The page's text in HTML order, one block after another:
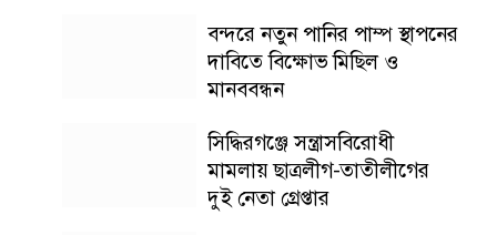
বন্দরে নতুন পানির পাম্প স্থাপনের
দাবিতে বিক্ষোভ মিছিল ও
মানববন্ধন
সিদ্ধিরগঞ্জে সন্ত্রাসবিরোধী
মামলায় ছাত্রলীগ-তাতীলীগের
দুই নেতা গ্রেপ্তার ‎